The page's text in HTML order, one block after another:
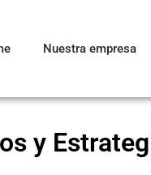
Nuestra empresa
y